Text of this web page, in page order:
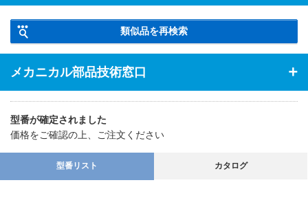
類似品を再検索
メカニカル部品技術窓口
型番が確定されました
価格をご確認の上、ご注文ください
型番リスト カタログ